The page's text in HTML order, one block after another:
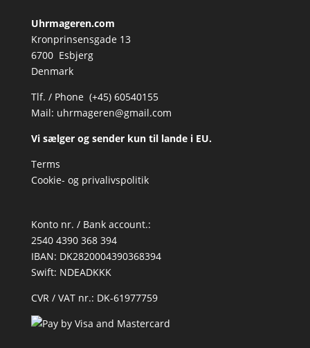
Uhrmageren.com
Kronprinsensgade 13
6700 Esbjerg
Denmark
Tlf. / Phone (+45) 60540155
Mail: uhrmageren@gmail.com
Vi sælger og sender kun til lande i EU.
Terms
Cookie- og privalivspolitik
Konto nr. / Bank account.:
2540 4390 368 394
IBAN: DK2820004390368394
Swift: NDEADKKK
CVR / VAT nr.: DK-61977759